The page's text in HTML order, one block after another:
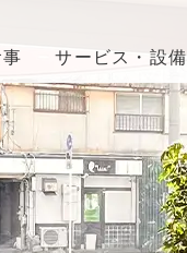
サービス・設備